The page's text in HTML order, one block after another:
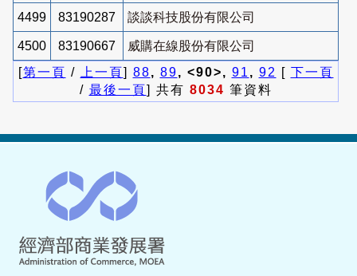
4499 83190287 談談科技股份有限公司
4500 83190667
威購在線股份有限公司
[第一頁 / 上一頁] 88, 89, <90>, 91 , 92 [ 下一頁
/ 最後一頁] 共有 8034 筆資料